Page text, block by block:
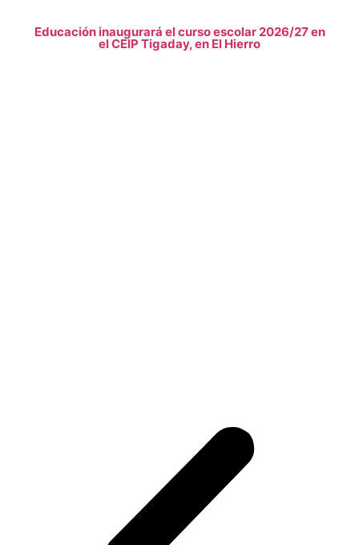
Educación inaugurará el curso escolar 2026/27 en
el CEIP Tigaday, en El Hierro